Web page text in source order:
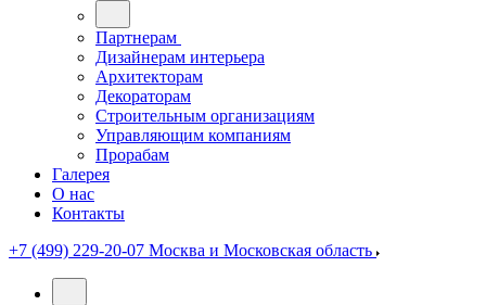
Партнерам
Дизайнерам интерьера
Архитекторам
Декораторам
Строительным организациям
Управляющим компаниям
Прорабам
Галерея
О нас
Контакты
+7 (499) 229-20-07 Москва и Московская область